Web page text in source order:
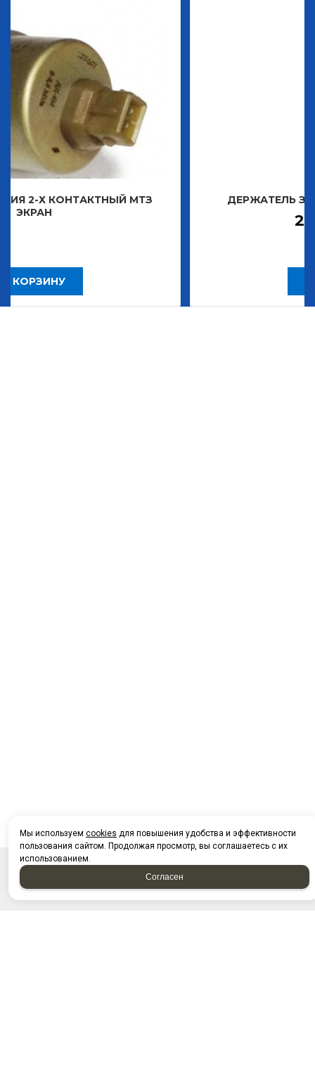
МТЗ ДЕРЖАТЕЛЬ ЗНАКА
Р
НАПИСАТЬ НАМ
Мы используем cookies для повышения удобства и эффективности
пользования сайтом. Продолжая просмотр, вы соглашаетесь с их
использованием.
Согласен